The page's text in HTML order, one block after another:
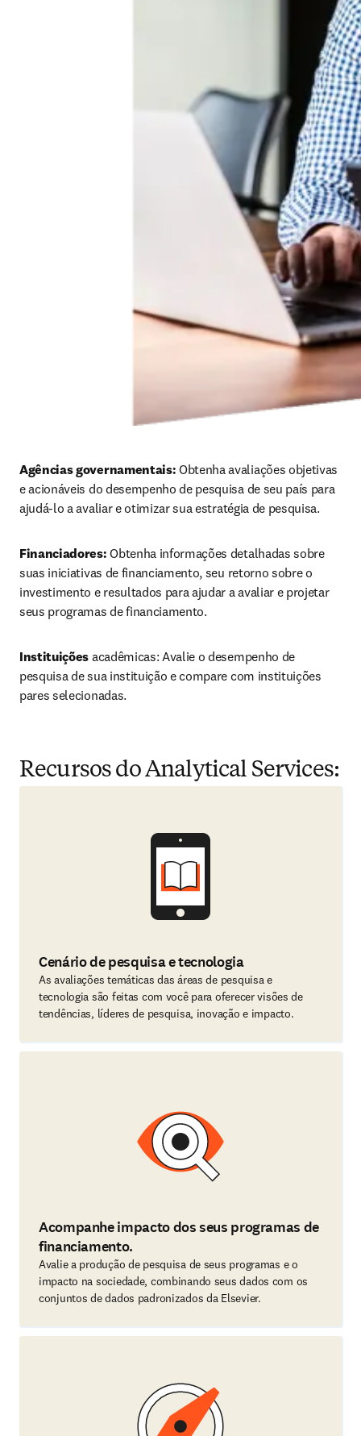
Agências governamentais: Obtenha avaliações objetivas
e acionáveis do desempenho de pesquisa de seu país para
ajudá-lo a avaliar e otimizar sua estratégia de pesquisa.
Financiadores: Obtenha informações detalhadas sobre
suas iniciativas de financiamento, seu retorno sobre o
investimento e resultados para ajudar a avaliar e projetar
seus programas de financiamento.
Instituições acadêmicas: Avalie o desempenho de
pesquisa de sua instituição e compare com instituições
pares selecionadas.
Recursos do Analytical Services:
Cenário de pesquisa e tecnologia
As avaliações temáticas das áreas de pesquisa e
tecnologia são feitas com você para oferecer visões de
tendências, líderes de pesquisa, inovação e impacto.
Acompanhe impacto dos seus programas de
financiamento.
Avalie a produção de pesquisa de seus programas e o
impacto na sociedade, combinando seus dados com os
conjuntos de dados padronizados da Elsevier.